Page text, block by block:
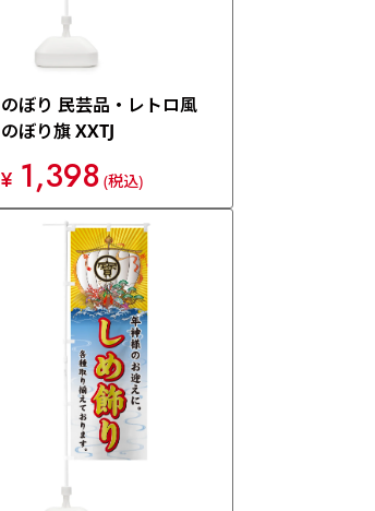
のぼり 民芸品・レトロ風
のぼり旗 XXTJ
¥ 1,398 (税込)